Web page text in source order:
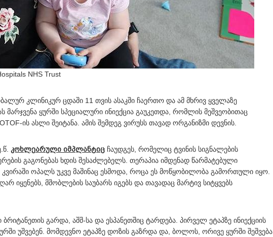
NHS Trust
კლინიკურ ცდაში 11 თვის ასაკში ჩაერთო და ამ მხრივ ყველაზე
მარჯვენა ყურში სპეციალური ინიექცია გაუკეთდა, რომლის მეშვეობითაც
ის ასლი შეიტანა. ამის შემდეგ ვირუსს თავად ორგანიზმი დევნის.
კოხლეარული იმპლანტიც ჩაუდგეს, რომელიც ტვინის სიგნალების
გაგონებას ხდის შესაძლებელს. თერაპია იმდენად წარმატებული
ოპალს უკვე მაშინაც ესმოდა, როცა ეს მოწყობილობა გამორთული იყო.
იყენებს, მშობლების საუბარს იგებს და თავადაც მარტივ სიტყვებს
გარდა, აშშ-სა და ესპანეთშიც ტარდება. პირველ ეტაპზე ინიექციის
უშვებენ. მომდევნო ეტაპზე დოზის გაზრდა და, ბოლოს, ორივე ყურში შეშვება